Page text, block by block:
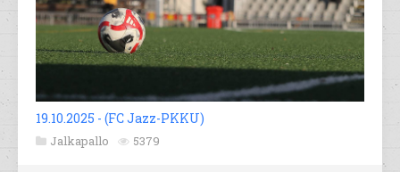
19.10.2025 - (FC Jazz-PKKU)
Jalkapallo 5379